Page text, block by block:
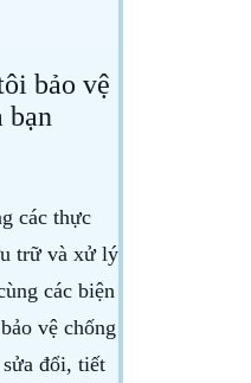
bảo vệ
bạn
các thực
trữ và xử lý
các biện
vệ chống
đổi, tiết